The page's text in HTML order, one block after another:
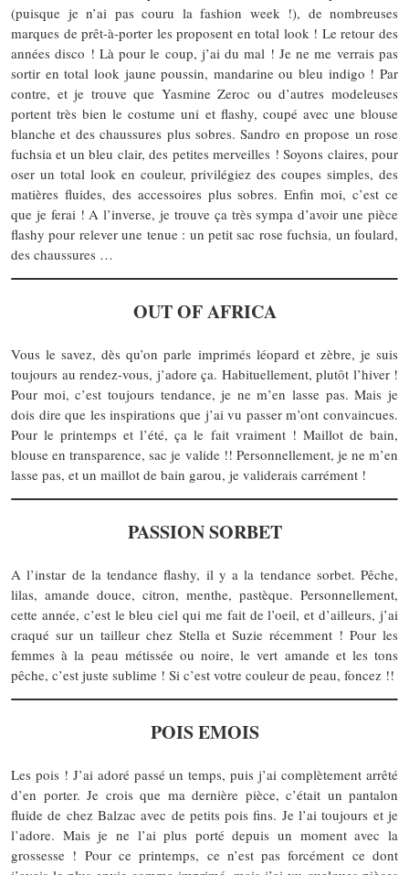
(puisque je n’ai pas couru la fashion week !), de nombreuses
marques de prêt-à-porter les proposent en total look ! Le retour des
années disco ! Là pour le coup, j’ai du mal ! Je ne me verrais pas
sortir en total look jaune poussin, mandarine ou bleu indigo ! Par
contre, et je trouve que Yasmine Zeroc ou d’autres modeleuses
portent très bien le costume uni et flashy, coupé avec une blouse
blanche et des chaussures plus sobres. Sandro en propose un rose
fuchsia et un bleu clair, des petites merveilles ! Soyons claires, pour
oser un total look en couleur, privilégiez des coupes simples, des
matières fluides, des accessoires plus sobres. Enfin moi, c’est ce
que je ferai ! A l’inverse, je trouve ça très sympa d’avoir une pièce
flashy pour relever une tenue : un petit sac rose fuchsia, un foulard,
des chaussures …
OUT OF AFRICA
Vous le savez, dès qu’on parle imprimés léopard et zèbre, je suis
toujours au rendez-vous, j’adore ça. Habituellement, plutôt l’hiver !
Pour moi, c’est toujours tendance, je ne m’en lasse pas. Mais je
dois dire que les inspirations que j’ai vu passer m’ont convaincues.
Pour le printemps et l’été, ça le fait vraiment ! Maillot de bain,
blouse en transparence, sac je valide !! Personnellement, je ne m’en
lasse pas, et un maillot de bain garou, je validerais carrément !
PASSION SORBET
A l’instar de la tendance flashy, il y a la tendance sorbet. Pêche,
lilas, amande douce, citron, menthe, pastèque. Personnellement,
cette année, c’est le bleu ciel qui me fait de l’oeil, et d’ailleurs, j’ai
craqué sur un tailleur chez Stella et Suzie récemment ! Pour les
femmes à la peau métissée ou noire, le vert amande et les tons
pêche, c’est juste sublime ! Si c’est votre couleur de peau, foncez !!
POIS EMOIS
Les pois ! J’ai adoré passé un temps, puis j’ai complètement arrêté
d’en porter. Je crois que ma dernière pièce, c’était un pantalon
fluide de chez Balzac avec de petits pois fins. Je l’ai toujours et je
l’adore. Mais je ne l’ai plus porté depuis un moment avec la
grossesse ! Pour ce printemps, ce n’est pas forcément ce dont